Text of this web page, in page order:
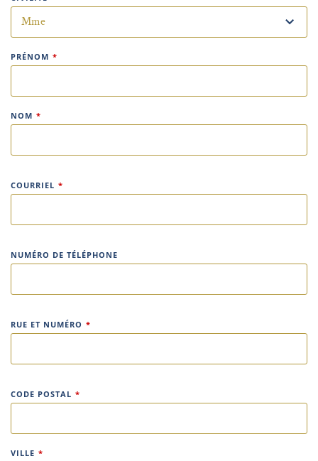
PRÉNOM *
NOM *
COURRIEL *
NUMÉRO DE TÉLÉPHONE
RUE ET NUMÉRO *
CODE POSTAL *
VILLE *